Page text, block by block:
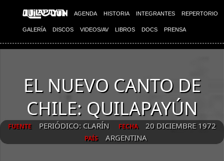
AGENDA HISTORIA INTEGRANTES REPERTORIO
GALERÍA DISCOS VIDEOS/AV LIBROS DOCS PRENSA
EL NUEVO CANTO DE
CHILE: QUILAPAYÚN
FUENTE PERIÓDICO: CLARÍN FECHA 20 DICIEMBRE 1972
PAÍS ARGENTINA